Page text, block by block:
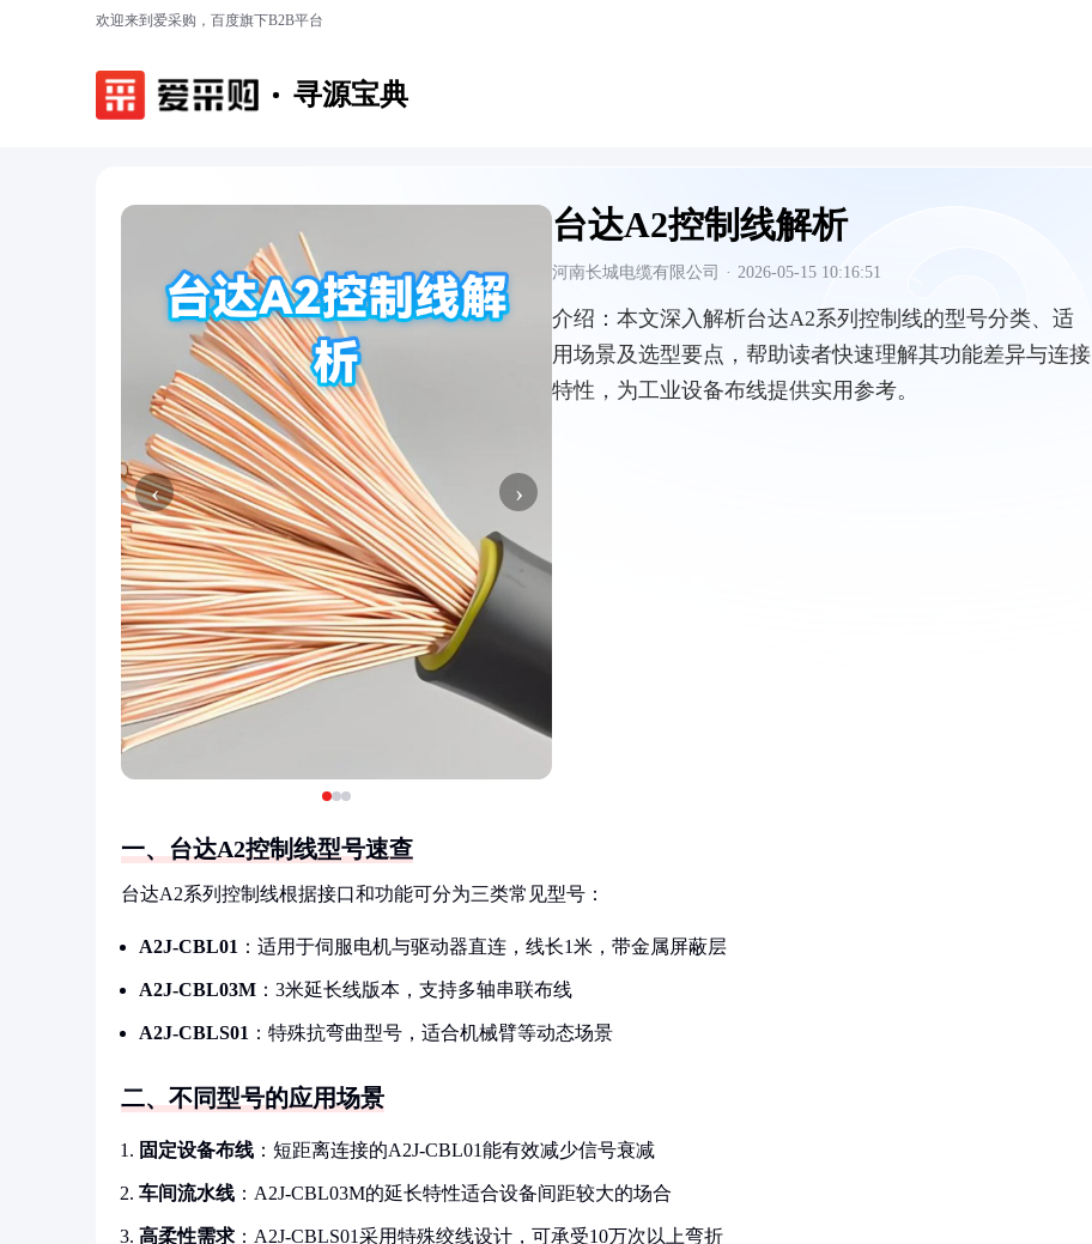
欢迎来到爱采购，百度旗下B2B平台
寻源宝典
‹ ›
台达A2控制线解析
河南长城电缆有限公司 · 2026-05-15 10:16:51
介绍： 本文深入解析台达A2系列控制线的型号分类、适
用场景及选型要点，帮助读者快速理解其功能差异与连接
特性，为工业设备布线提供实用参考。
一、台达A2控制线型号速查
台达A2系列控制线根据接口和功能可分为三类常见型号：
A2J-CBL01 ：适用于伺服电机与驱动器直连，线长1米，带金属屏蔽层
A2J-CBL03M ：3米延长线版本，支持多轴串联布线
A2J-CBLS01 ：特殊抗弯曲型号，适合机械臂等动态场景
二、不同型号的应用场景
固定设备布线 ：短距离连接的A2J-CBL01能有效减少信号衰减
车间流水线 ：A2J-CBL03M的延长特性适合设备间距较大的场合
高柔性需求 ：A2J-CBLS01采用特殊绞线设计，可承受10万次以上弯折